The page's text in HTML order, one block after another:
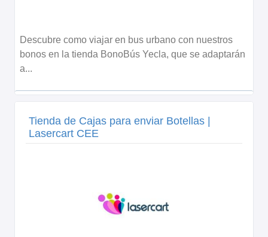
Descubre como viajar en bus urbano con nuestros
bonos en la tienda BonoBús Yecla, que se adaptarán
a...
Tienda de Cajas para enviar Botellas |
Lasercart CEE